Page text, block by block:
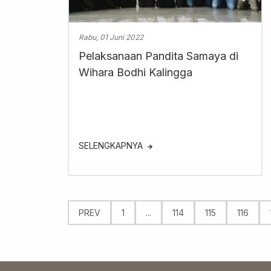
Rabu, 01 Juni 2022
Pelaksanaan Pandita Samaya di
Wihara Bodhi Kalingga
SELENGKAPNYA
PREV 1 ... 114 115 116